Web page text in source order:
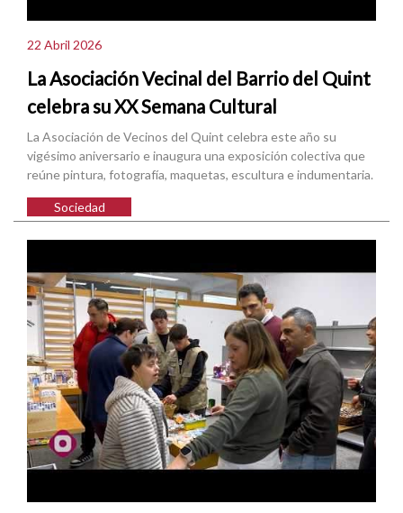
22 Abril 2026
La Asociación Vecinal del Barrio del Quint
celebra su XX Semana Cultural
La Asociación de Vecinos del Quint celebra este año su
vigésimo aniversario e inaugura una exposición colectiva que
reúne pintura, fotografía, maquetas, escultura e indumentaria.
Sociedad